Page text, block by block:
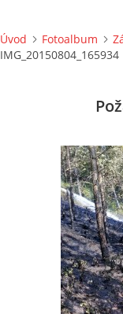
Úvod Fotoalbum
IMG_20150804_165934